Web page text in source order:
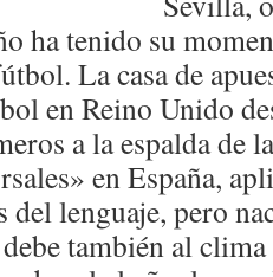
ha tenido su
La casa de
en Reino Unido
a la espalda de
en España,
del lenguaje, pero
también al clima